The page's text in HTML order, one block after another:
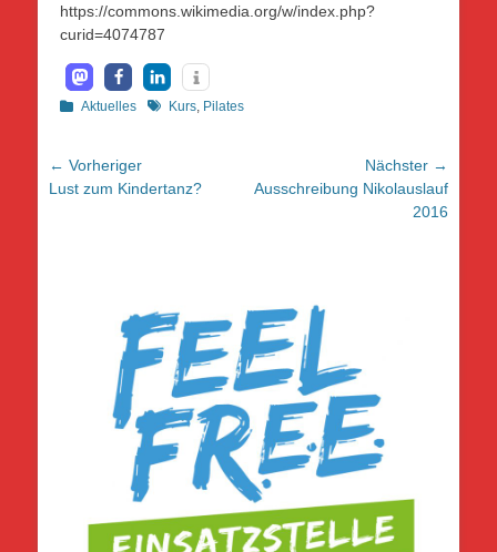
https://commons.wikimedia.org/w/index.php?
curid=4074787
Kategorien
Aktuelles Schlagworte
Kurs, Pilates
Beitragsnavigation
← Vorheriger
Vorheriger
Lust zum Kindertanz?
Nächster →
Nächster
Ausschreibung Nikolauslauf
2016